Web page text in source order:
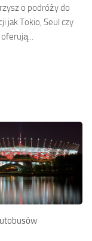
o podróży do
jak Tokio, Seul czy